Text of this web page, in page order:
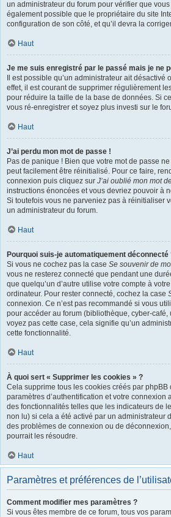
un administrateur du forum pour vérifier que
également possible que le propriétaire du site
configuration de son côté, et qu’il devra la
Haut
Je me suis enregistré par le passé mais je ne
Il est possible qu’un administrateur ait désactivé
effet, il est courant de supprimer régulièrement
pour réduire la taille de la base de données. Si
vous ré-enregistrer et soyez plus investi sur le
Haut
J’ai perdu mon mot de passe !
Pas de panique ! Bien que votre mot de passe
peut facilement être réinitialisé. Pour ce faire,
connexion puis cliquez sur J’ai oublié mon mot
instructions énoncées et vous devriez pouvoir à
Si toutefois vous ne parveniez pas à réinitialiser
un administrateur du forum.
Haut
Pourquoi suis-je automatiquement déconnecté
Si vous ne cochez pas la case Se souvenir de
vous ne resterez connecté que pendant une
que quelqu’un d’autre utilise votre compte à
ordinateur. Pour rester connecté, cochez la case
connexion. Ce n’est pas recommandé si vous
pour accéder au forum (bibliothèque, cyber-café,
voyez pas cette case, cela signifie qu’un
cette fonctionnalité.
Haut
À quoi sert « Supprimer les cookies » ?
Cela supprime tous les cookies créés par phpBB
paramètres d’authentification et votre connexion
des fonctionnalités telles que les indicateurs de
non lu) si cela a été activé par un administrateur
des problèmes de connexion ou de
pourrait les résoudre.
Haut
Paramètres et préférences de
Comment modifier mes paramètres ?
Si vous êtes membre de ce forum, tous vos